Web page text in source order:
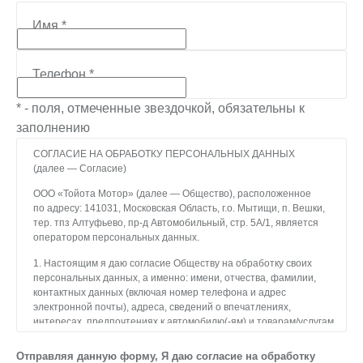
Имя*
Телефон*
* - поля, отмеченные звездочкой, обязательны к
заполнению
СОГЛАСИЕ НА ОБРАБОТКУ ПЕРСОНАЛЬНЫХ ДАННЫХ
(далее — Согласие)
ООО «Тойота Мотор» (далее — Общество), расположенное
по адресу: 141031, Московская Область, г.о. Мытищи, п. Вешки,
тер. тпз Алтуфьево, пр-д Автомобильный, стр. 5А/1, является
оператором персональных данных.
1. Настоящим я даю согласие Обществу на обработку своих
персональных данных, а именно: имени, отчества, фамилии,
контактных данных (включая номер телефона и адрес
электронной почты), адреса, сведений о впечатлениях,
интересах, предпочтениях к автомобилю(-ям) и товарам/услугам,
устройства и модели мобильного телефона посетителя сайта,
Отправляя данную форму, Я даю согласие на обработку